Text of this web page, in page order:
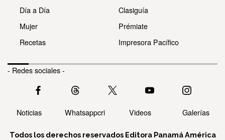
Día a Día
Mujer
Recetas
Clasiguía
Prémiate
Impresora Pacífico
- Redes sociales -
Noticias Whatsappcri Videos Galerías
Todos los derechos reservados Editora Panamá América